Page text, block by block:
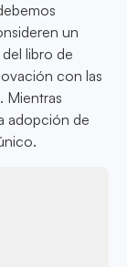
un
libro de
con las
Mientras
adopción de